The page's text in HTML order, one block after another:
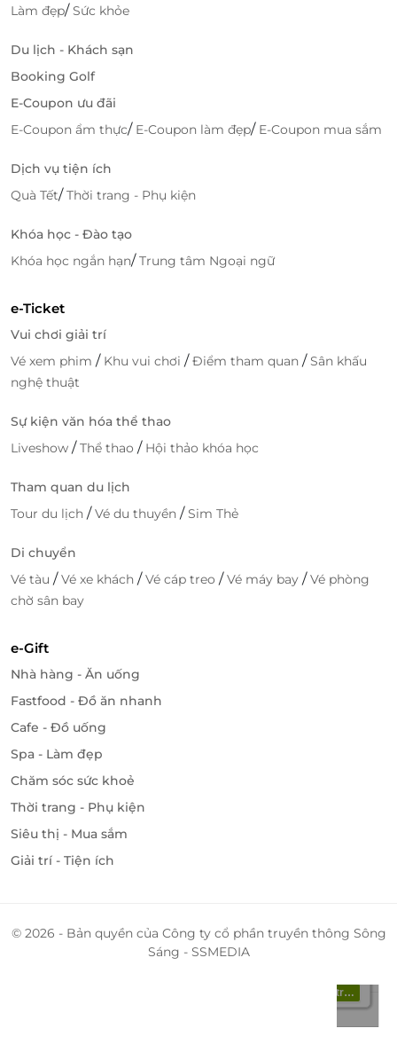
Mommy Care Spa với không gian sang trọng cùng
đội ngũ nhân viên chuyên nghiệp, thân thiện, nhiệt
tình, chu đáo sẽ mang đến những trải nghiệm tuyệt
làm đẹp hấp dẫn bạn nhé!
LifeLink
Làm đẹp/Sức khỏe
Du lịch - Khách sạn
Booking Golf
E-Coupon ưu đãi
E-Coupon ẩm thực/ E-Coupon làm đẹp/ E-Coupon mua sắm
Dịch vụ tiện ích
Quà Tết/Thời trang - Phụ kiện
Khóa học - Đào tạo
Khóa học ngắn hạn/Trung tâm Ngoại ngữ
e-Ticket
Vui chơi giải trí
Vé xem phim / Khu vui chơi /Điểm tham quan /Sân khấu
nghệ thuật
Sự kiện văn hóa thể thao
Liveshow /Thể thao / Hội thảo khóa học
Tham quan du lịch
Tour du lịch /Vé du thuyền /Sim Thẻ
Di chuyển
Vé tàu /Vé xe khách /Vé cáp treo /Vé máy bay /Vé phòng
chờ sân bay
e-Gift
Nhà hàng - Ăn uống
Fastfood - Đồ ăn nhanh
Cafe - Đồ uống
Spa - Làm đẹp
Chăm sóc sức khoẻ
Thời trang - Phụ kiện
Siêu thị - Mua sắm
Giải trí - Tiện ích
© 2026 - Bản quyền của Công ty cổ phần truyền thông Sông
Sáng - SSMEDIA